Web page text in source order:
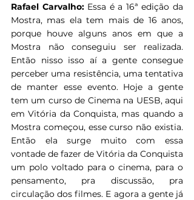
Rafael Carvalho: Essa é a 16ª edição da
Mostra, mas ela tem mais de 16 anos,
porque houve alguns anos em que a
Mostra não conseguiu ser realizada.
Então nisso isso aí a gente consegue
perceber uma resistência, uma tentativa
de manter esse evento. Hoje a gente
tem um curso de Cinema na UESB, aqui
em Vitória da Conquista, mas quando a
Mostra começou, esse curso não existia.
Então ela surge muito com essa
vontade de fazer de Vitória da Conquista
um polo voltado para o cinema, para o
pensamento, pra discussão, pra
circulação dos filmes. E agora a gente já